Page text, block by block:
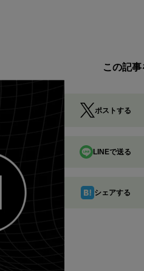
この記
ポストする
LINEで送る
シェアする